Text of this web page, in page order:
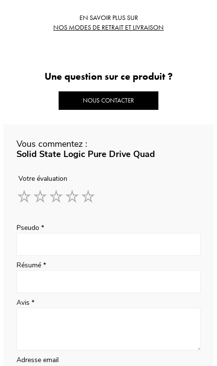
EN SAVOIR PLUS SUR
NOS MODES DE RETRAIT ET LIVRAISON
Une question sur ce produit ?
NOUS CONTACTER
Vous commentez :
Solid State Logic Pure Drive Quad
Votre évaluation
Pseudo
Résumé
Avis
Adresse email